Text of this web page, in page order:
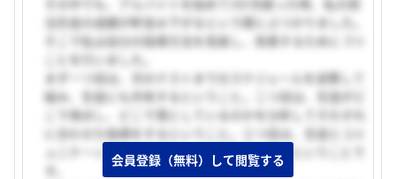
その中でも、アルバイトを始めて3か月経った時、私の担
当生徒の成績が軒並み下がるという壁にぶつかりました。
そこで私は自分の指導方法を見直し、改善するために 3つ
ことを行いました。
まず一つ目は、次のテストまでのスケジュールを逆算して
組み、生徒にも共有するということ。二つ目は、生徒がど
こで得点し、どこで落としているのかを分析してそれぞれ
に合わせた指導をするということ。三つ目は、生徒とコミ
ュニケーションを密に取って信頼関係を築くということで
会員登録（無料）して閲覧する